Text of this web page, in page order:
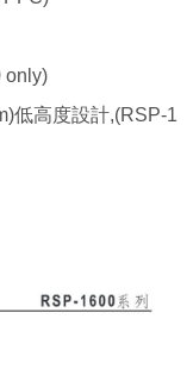
only)
低高度設計,(RSP-1